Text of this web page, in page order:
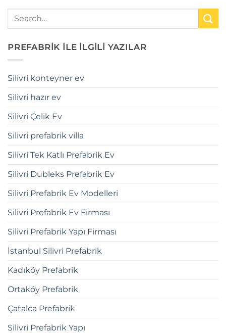
PREFABRİK İLE İLGİLİ YAZILAR
Silivri konteyner ev
Silivri hazır ev
Silivri Çelik Ev
Silivri prefabrik villa
Silivri Tek Katlı Prefabrik Ev
Silivri Dubleks Prefabrik Ev
Silivri Prefabrik Ev Modelleri
Silivri Prefabrik Ev Firması
Silivri Prefabrik Yapı Firması
İstanbul Silivri Prefabrik
Kadıköy Prefabrik
Ortaköy Prefabrik
Çatalca Prefabrik
Silivri Prefabrik Yapı